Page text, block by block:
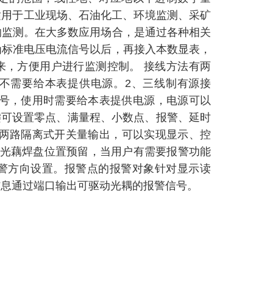
于工业现场、石油化工、环境监测、采矿
测。在大多数应用场合，是通过各种相关
准电压电流信号以后，再接入本数显表，
方便用户进行监测控制。 接线方法有两
需要给本表提供电源。2、三线制有源接
，使用时需要给本表提供电源，电源可以
设置零点、满量程、小数点、报警、延时
路隔离式开关量输出，可以实现显示、控
藕焊盘位置预留，当用户有需要报警功能
方向设置。报警点的报警对象针对显示读
通过端口输出可驱动光耦的报警信号。